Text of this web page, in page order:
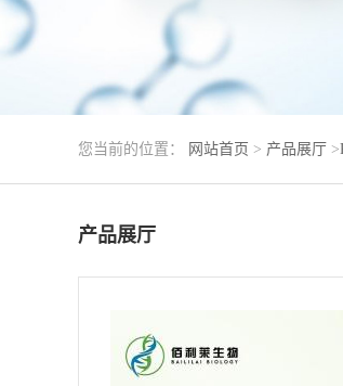
您当前的位置： 网站首页 > 产品展厅 >
产品展厅